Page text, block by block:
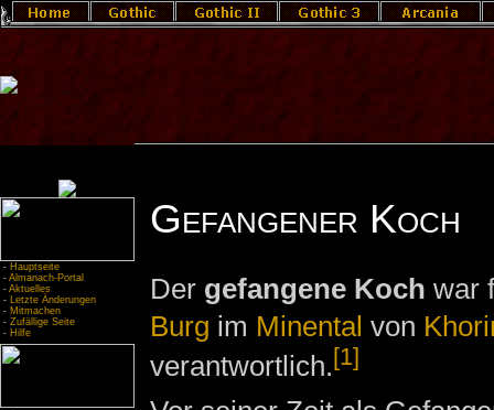
- Hauptseite
- Almanach-Portal
- Aktuelles
- Letzte Änderungen
- Mitmachen
- Zufällige Seite
- Hilfe
Gefangener Koch
Der gefangene Koch war
Burg im Minental von
verantwortlich. [1]